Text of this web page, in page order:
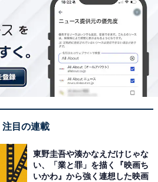
注目の連載
東野圭吾や湊かなえだけじゃな
い、「業と罪」を描く『映画ち
いかわ』から強く連想した映画